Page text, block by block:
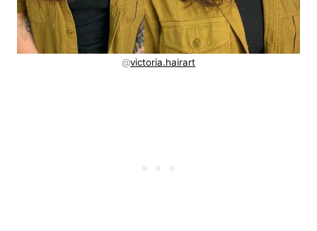
@victoria.hairart